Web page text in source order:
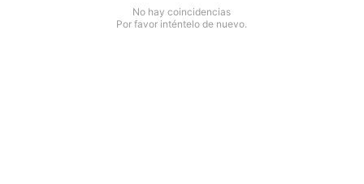
No hay coincidencias
Por favor inténtelo de nuevo.